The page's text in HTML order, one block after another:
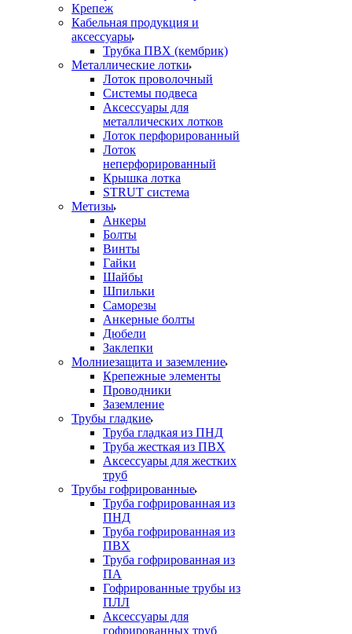
Крепеж
Кабельная продукция и
аксессуары
Трубка ПВХ (кембрик)
Металлические лотки
Лоток проволочный
Системы подвеса
Аксессуары для
металлических лотков
Лоток перфорированный
Лоток
неперфорированный
Крышка лотка
STRUT система
Метизы
Анкеры
Болты
Винты
Гайки
Шайбы
Шпильки
Саморезы
Анкерные болты
Дюбели
Заклепки
Молниезащита и заземление
Крепежные элементы
Проводники
Заземление
Трубы гладкие
Труба гладкая из ПНД
Труба жесткая из ПВХ
Аксессуары для жестких
труб
Трубы гофрированные
Труба гофрированная из
ПНД
Труба гофрированная из
ПВХ
Труба гофрированная из
ПА
Гофрированные трубы из
ПЛЛ
Аксессуары для
гофрированных труб